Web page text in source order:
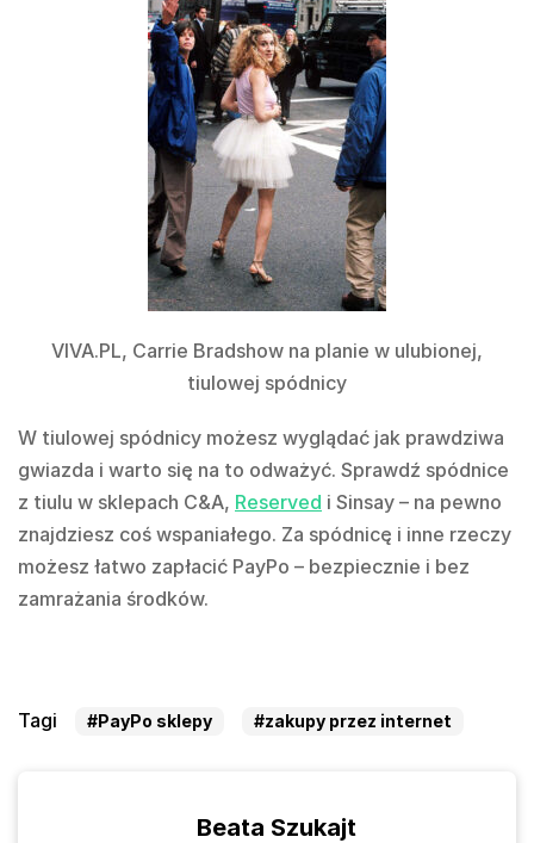
VIVA.PL, Carrie Bradshow na planie w ulubionej,
tiulowej spódnicy
W tiulowej spódnicy możesz wyglądać jak prawdziwa
gwiazda i warto się na to odważyć. Sprawdź spódnice
z tiulu w sklepach C&A, Reserved i Sinsay – na pewno
znajdziesz coś wspaniałego. Za spódnicę i inne rzeczy
możesz łatwo zapłacić PayPo – bezpiecznie i bez
zamrażania środków.
Tagi #PayPo sklepy #zakupy przez internet
Beata Szukajt